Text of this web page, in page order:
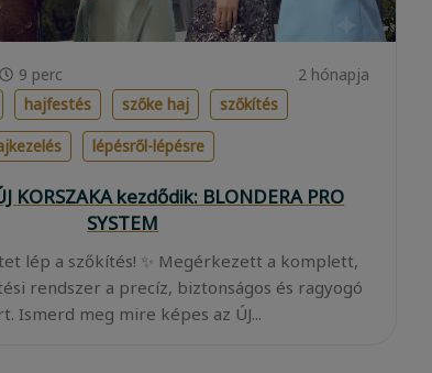
9 perc
2 hónapja
hajfestés szőke haj
szőkítés
lépésről-lépésre
KORSZAKA kezdődik: BLONDERA PRO
SYSTEM
lép a szőkítés! ✨ Megérkezett a komplett,
rendszer a precíz, biztonságos és ragyogó
Ismerd meg mire képes az ÚJ...